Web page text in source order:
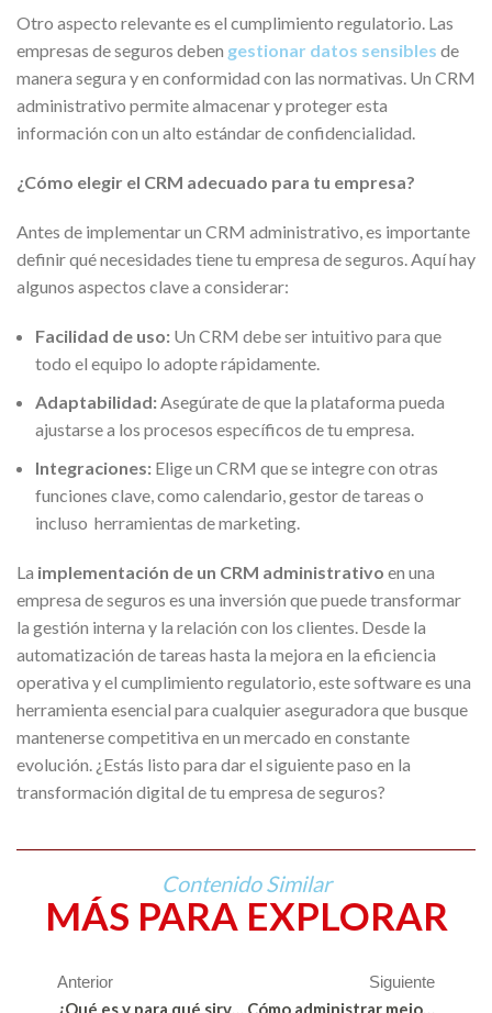
Otro aspecto relevante es el cumplimiento regulatorio. Las
empresas de seguros deben gestionar datos sensibles de
manera segura y en conformidad con las normativas. Un CRM
administrativo permite almacenar y proteger esta
información con un alto estándar de confidencialidad.
¿Cómo elegir el CRM adecuado para tu empresa?
Antes de implementar un CRM administrativo, es importante
definir qué necesidades tiene tu empresa de seguros. Aquí hay
algunos aspectos clave a considerar:
Facilidad de uso: Un CRM debe ser intuitivo para que
todo el equipo lo adopte rápidamente.
Adaptabilidad:Asegúrate de que la plataforma pueda
ajustarse a los procesos específicos de tu empresa.
Integraciones: Elige un CRM que se integre con otras
funciones clave, como calendario, gestor de tareas o
incluso herramientas de marketing.
La implementación de un CRM administrativo en una
empresa de seguros es una inversión que puede transformar
la gestión interna y la relación con los clientes. Desde la
automatización de tareas hasta la mejora en la eficiencia
operativa y el cumplimiento regulatorio, este software es una
herramienta esencial para cualquier aseguradora que busque
mantenerse competitiva en un mercado en constante
evolución. ¿Estás listo para dar el siguiente paso en la
transformación digital de tu empresa de seguros?
Contenido Similar
MÁS PARA EXPLORAR
Anterior Siguiente
Cómo administrar mejor el tiempo en un día de trabajo: Guía completa